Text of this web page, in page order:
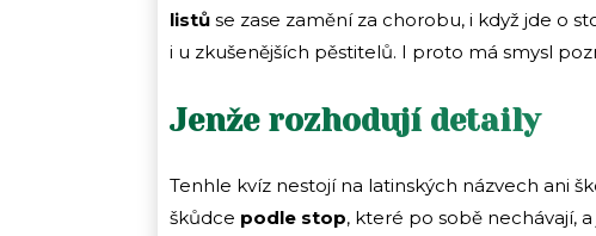
listů se zase zamění za chorobu, i když jde o
i u zkušenějších pěstitelů. I proto má smysl
Jenže rozhodují detaily
Tenhle kvíz nestojí na latinských názvech ani
škůdce podle stop, které po sobě nechávají,